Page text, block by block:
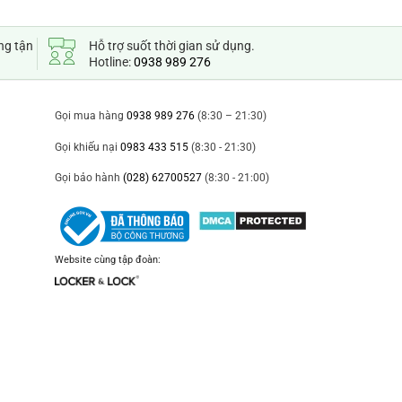
tận
Hỗ trợ suốt thời gian sử dụng.
Hotline:0938 989 276
Gọi mua hàng 0938 989 276 (8:30 – 21:30)
Gọi khiếu nại 0983 433 515 (8:30 - 21:30)
Gọi bảo hành (028) 62700527 (8:30 - 21:00)
Website cùng tập đoàn: